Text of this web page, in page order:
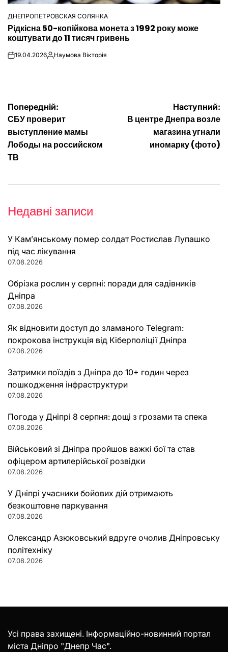
ОПУБЛІКУВАТИ
У
ДНЕПРОПЕТРОВСКАЯ СОЛЯНКА
Рідкісна 50-копійкова монета з 1992 року може
коштувати до 11 тисяч гривень
on19.04.2026Опубліковано
Наумова Вікторія
Навігація
записів
Попередній:
СБУ проверит
выступление мамы
Лободы на российском
ТВ
Наступний:
В центре Днепра возле
магазина угнали
иномарку (фото)
Недавні записи
У Кам’янському помер солдат Ростислав Лупашко
під час лікування
07.08.2026
Обрізка рослин у серпні: поради для садівників
Дніпра
07.08.2026
Як відновити доступ до зламаного Telegram:
покрокова інструкція від Кіберполіції Дніпра
07.08.2026
Затримки поїздів з Дніпра до 10+ годин через
пошкодження інфраструктури
07.08.2026
Погода у Дніпрі 8 серпня: дощі з грозами та спека
07.08.2026
Військовий зі Дніпра пройшов важкі бої та став
офіцером артилерійської розвідки
07.08.2026
У Дніпрі учасники бойових дій отримають
безкоштовне паркування
07.08.2026
Олександр Азюковський вдруге очолив Дніпровську
політехніку
07.08.2026
Усі права захищені. Інформаційно-новинний портал
міста Дніпро "Днепр Час".